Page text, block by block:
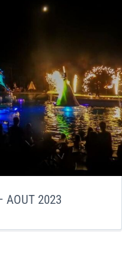
AOUT 2023